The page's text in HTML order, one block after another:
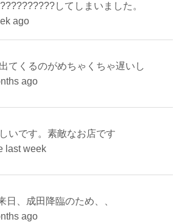
してしまいました。
ago
てくるのがめちゃくちゃ遅いし
ago
いです。素敵なお店です
last week
日、成田降臨のため、、
ago